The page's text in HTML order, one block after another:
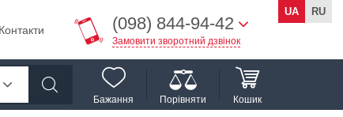
Контакти (098) 844-94-42
Замовити зворотний дзвінок
UA RU
Бажання Порівняти Кошик